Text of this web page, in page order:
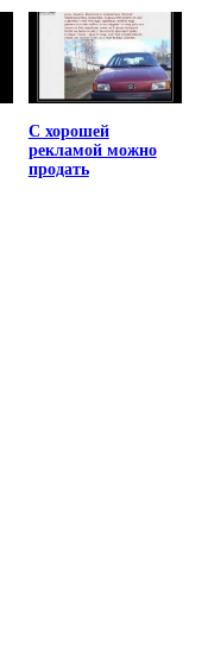
С хорошей
рекламой можно
продать